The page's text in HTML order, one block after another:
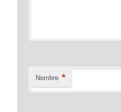
Nombre *